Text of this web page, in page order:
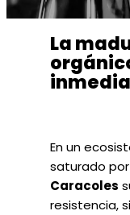
La
En un
saturado
Caracoles
resistencia,